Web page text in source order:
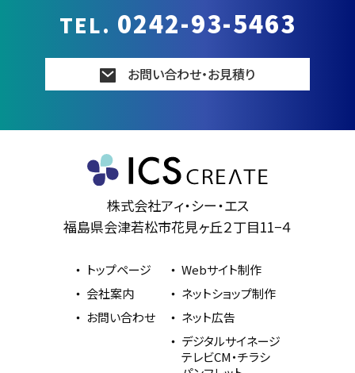
TEL. 0242-93-5463
お問い合わせ・お見積り
株式会社アィ・シー・エス
福島県会津若松市花見ヶ丘２丁目11−４
トップページ
会社案内
お問い合わせ
Webサイト制作
ネットショップ制作
ネット広告
デジタルサイネージ
テレビCM・チラシ